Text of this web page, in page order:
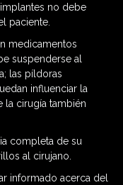
no debe
paciente.
medicamentos
suspenderse al
las píldoras
influenciar la
la cirugía también
completa de su
al cirujano.
informado acerca del